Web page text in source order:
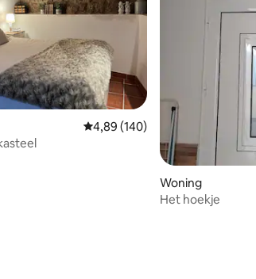
Gemiddelde beoordeling van
4,89 (140)
Woning
Het hoekje